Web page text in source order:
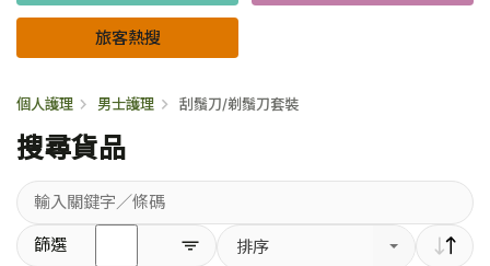
旅客熱搜
個人護理 男士護理 刮鬚刀/剃鬚刀套裝
搜尋貨品
輸
入
篩選 排序